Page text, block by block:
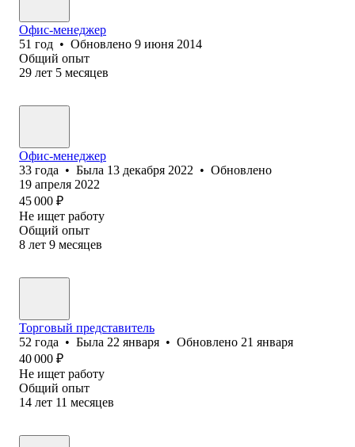
Офис-менеджер
51 год • Обновлено 9 июня 2014
Общий опыт
29 лет 5 месяцев
Офис-менеджер
33 года • Была 13 декабря 2022 • Обновлено
19 апреля 2022
45 000 ₽
Не ищет работу
Общий опыт
8 лет 9 месяцев
Торговый представитель
52 года • Была 22 января • Обновлено 21 января
40 000 ₽
Не ищет работу
Общий опыт
14 лет 11 месяцев